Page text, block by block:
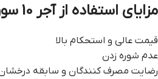
مزایای استفاده از آجر 10 سوراخ لفتون
قیمت عالی و استحکام بالا
عدم شوره زدن
رضایت مصرف کنندگان و سابقه